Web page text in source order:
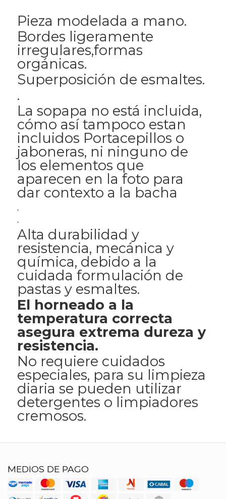
Pieza modelada a mano.
Bordes ligeramente
irregulares,formas
orgánicas.
Superposición de esmaltes.
.
La sopapa no está incluida,
cómo así tampoco estan
incluidos Portacepillos o
jaboneras, ni ninguno de
los elementos que
aparecen en la foto para
dar contexto a la bacha
.
.
Alta durabilidad y
resistencia, mecánica y
química, debido a la
cuidada formulación de
pastas y esmaltes.
El horneado a la
temperatura correcta
asegura extrema dureza y
resistencia.
No requiere cuidados
especiales, para su limpieza
diaria se pueden utilizar
detergentes o limpiadores
cremosos.
MEDIOS DE PAGO